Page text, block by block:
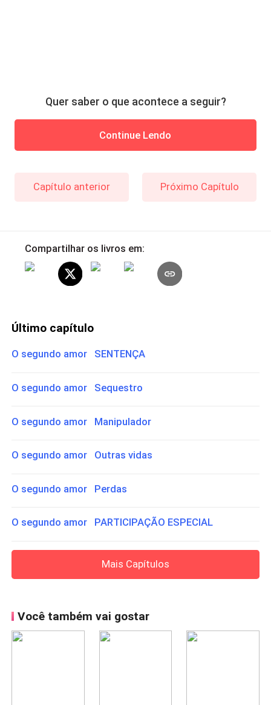
Quer saber o que acontece a seguir?
Continue Lendo
Capítulo anterior Próximo Capítulo
Compartilhar os livros em:
Último capítulo
O segundo amor SENTENÇA
O segundo amor Sequestro
O segundo amor Manipulador
O segundo amor Outras vidas
O segundo amor Perdas
O segundo amor PARTICIPAÇÃO ESPECIAL
Mais Capítulos
Você também vai gostar